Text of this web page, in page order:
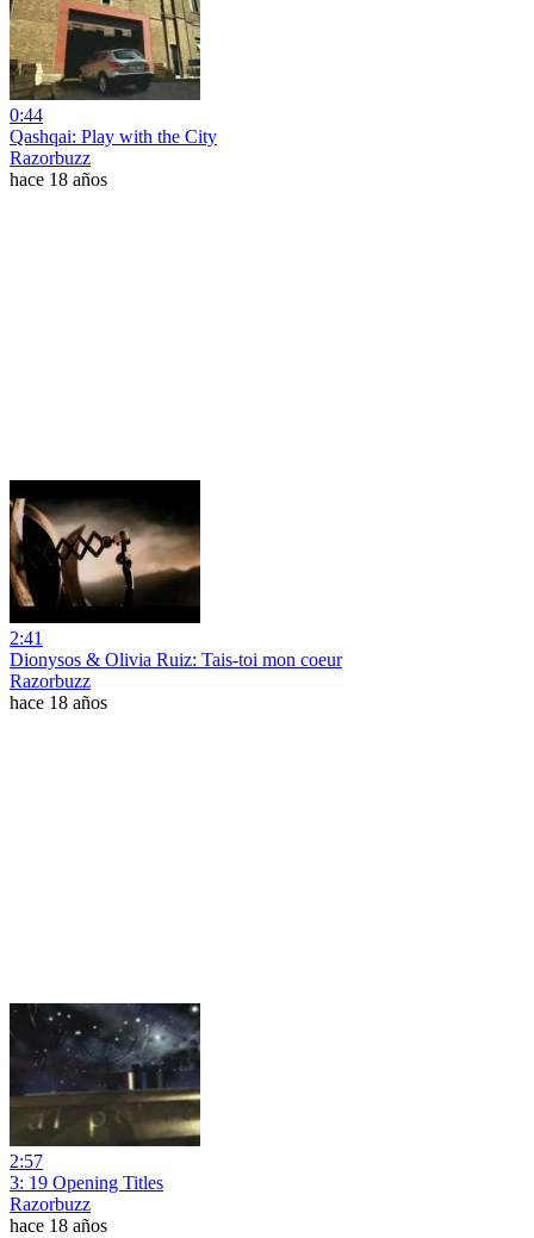
0:44
Qashqai: Play with the City
Razorbuzz
hace 18 años
2:41
Dionysos & Olivia Ruiz: Tais-toi mon coeur
Razorbuzz
hace 18 años
2:57
3: 19 Opening Titles
Razorbuzz
hace 18 años